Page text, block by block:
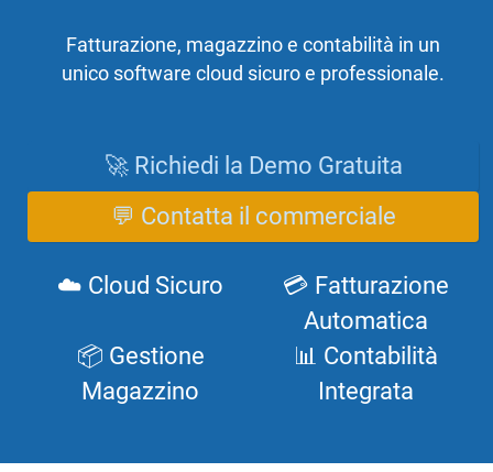
Fatturazione, magazzino e contabilità in un
unico software cloud sicuro e professionale.
🚀 Richiedi la Demo Gratuita
💬 Contatta il commerciale
☁️ Cloud Sicuro
💳 Fatturazione
Automatica
📦 Gestione
Magazzino
📊 Contabilità
Integrata